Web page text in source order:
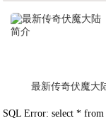
最新传奇伏魔大
SQL Error: select * from